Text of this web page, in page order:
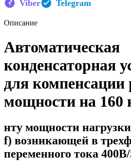
Viber Telegram
Описание
Автоматическая
конденсаторная
для компенсации
мощности на 160
нту мощности
f) возникающей в
переменного тока